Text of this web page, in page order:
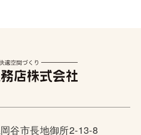
谷市長地御所2-13-8